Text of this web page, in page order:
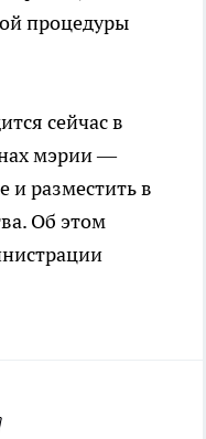
процедуры
сейчас в
мэрии —
и разместить в
Об этом